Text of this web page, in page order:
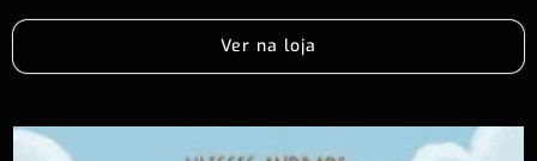
Ver na loja